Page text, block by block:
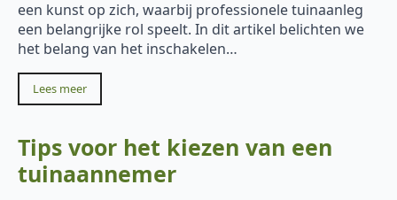
een kunst op zich, waarbij professionele tuinaanleg
een belangrijke rol speelt. In dit artikel belichten we
het belang van het inschakelen…
Lees meer
Tips voor het kiezen van een
tuinaannemer